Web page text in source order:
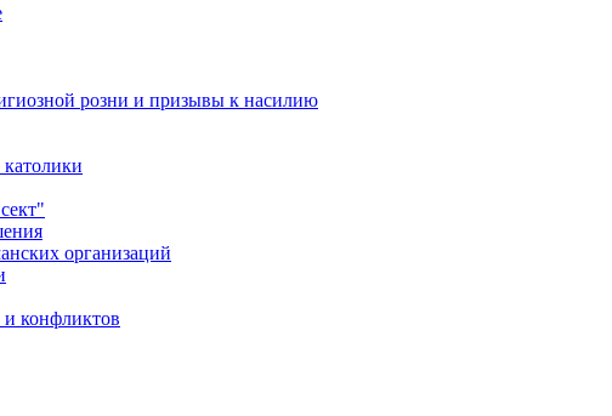
розни и призывы к насилию
организаций
конфликтов